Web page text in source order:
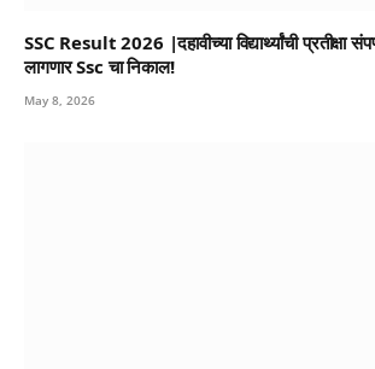
SSC Result 2026 |दहावीच्या विद्यार्थ्यांची प्रतीक्षा
लागणार Ssc चा निकाल!
May 8, 2026